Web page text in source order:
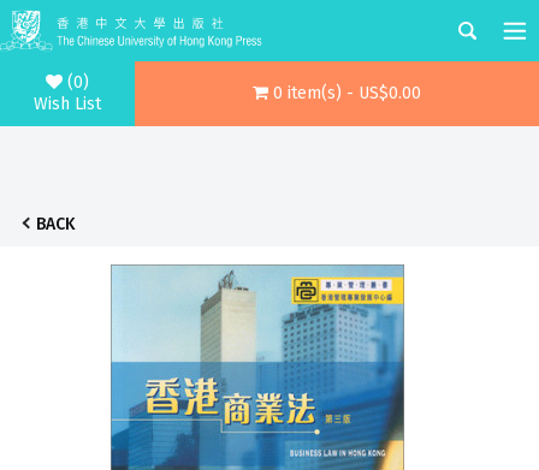
(0)
Wish List
0 item(s) - US$0.00
BACK